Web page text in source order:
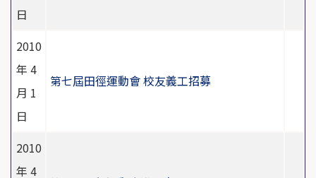
日
2010
年 4
月 1
日
第七屆田徑運動會 校友義工招募
2010
年 4